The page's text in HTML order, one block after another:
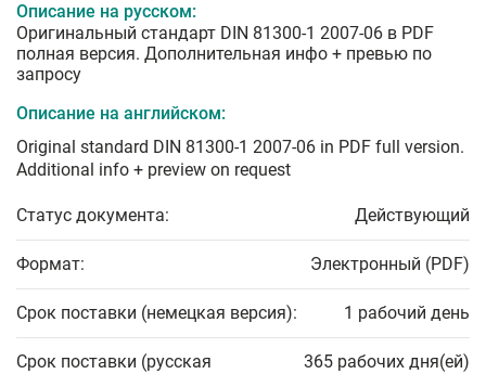
Описание на русском:
Оригинальный стандарт DIN 81300-1 2007-06 в PDF
полная версия. Дополнительная инфо + превью по
запросу
Описание на английском:
Original standard DIN 81300-1 2007-06 in PDF full version.
Additional info + preview on request
Статус документа: Действующий
Формат: Электронный (PDF)
Срок поставки (немецкая версия): 1 рабочий день
Срок поставки (русская
365 рабочих дня(ей)